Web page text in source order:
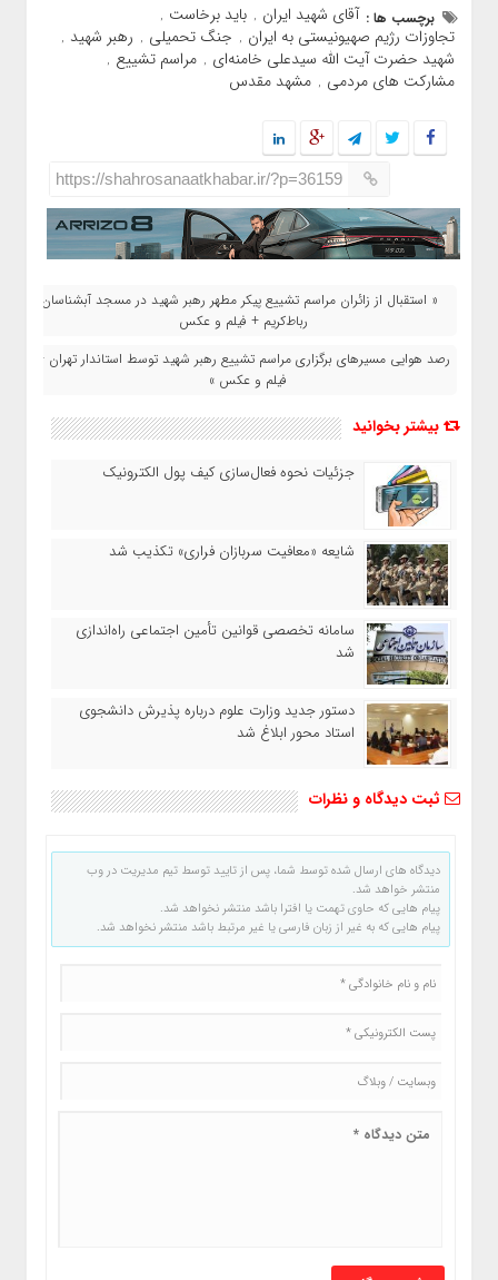
برچسب ها : آقای شهید ایران , باید برخاست ,
تجاوزات رژیم صهیونیستی به ایران , جنگ تحمیلی , رهبر شهید ,
شهید حضرت آیت الله سیدعلی خامنه‌ای , مراسم تشییع ,
مشارکت های مردمی , مشهد مقدس
https://shahrosanaatkhabar.ir/?p=36159
« استقبال از زائران مراسم تشییع پیکر مطهر رهبر شهید در مسجد آبشناسان
رباط‌کریم + فیلم و عکس
رصد هوایی مسیرهای برگزاری مراسم تشییع رهبر شهید توسط استاندار تهران +
فیلم و عکس »
بیشتر بخوانید
جزئیات نحوه فعال‌سازی کیف پول الکترونیک
شایعه «معافیت سربازان فراری» تکذیب شد
سامانه تخصصی قوانین تأمین اجتماعی راه‌اندازی
شد
دستور جدید وزارت علوم درباره پذیرش دانشجوی
استاد محور ابلاغ شد
ثبت دیدگاه و نظرات
دیدگاه های ارسال شده توسط شما، پس از تایید توسط تیم مدیریت در وب
منتشر خواهد شد.
پیام هایی که حاوی تهمت یا افترا باشد منتشر نخواهد شد.
پیام هایی که به غیر از زبان فارسی یا غیر مرتبط باشد منتشر نخواهد شد.